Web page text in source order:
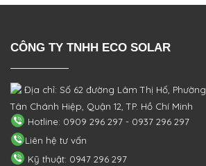
CÔNG TY TNHH ECO SOLAR
Địa chỉ: Số 62 đường Lâm Thị Hố, Phường
Tân Chánh Hiệp, Quận 12, TP. Hồ Chí Minh
Hotline: 0909 296 297 - 0937 296 297
Liên hệ tư vấn
Kỹ thuật: 0947 296 297